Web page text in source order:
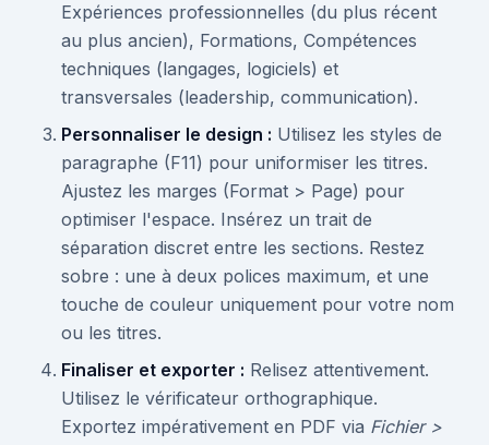
Expériences professionnelles (du plus récent
au plus ancien), Formations, Compétences
techniques (langages, logiciels) et
transversales (leadership, communication).
Personnaliser le design : Utilisez les styles de
paragraphe (F11) pour uniformiser les titres.
Ajustez les marges (Format > Page) pour
optimiser l'espace. Insérez un trait de
séparation discret entre les sections. Restez
sobre : une à deux polices maximum, et une
touche de couleur uniquement pour votre nom
ou les titres.
Finaliser et exporter : Relisez attentivement.
Utilisez le vérificateur orthographique.
Exportez impérativement en PDF via Fichier >